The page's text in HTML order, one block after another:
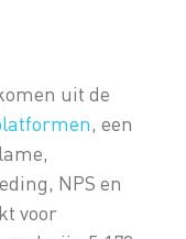
uit de
, een
NPS en
voor